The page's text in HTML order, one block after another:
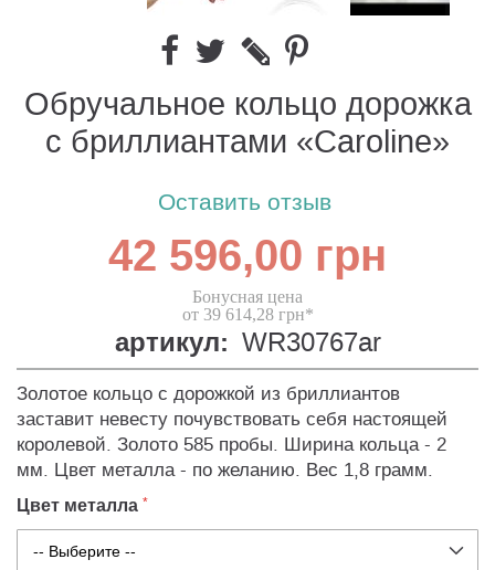
Обручальное кольцо дорожка
с бриллиантами «Caroline»
Оставить отзыв
42 596,00 грн
Бонусная цена
от 39 614,28 грн*
артикул: WR30767ar
Золотое кольцо с дорожкой из бриллиантов
заставит невесту почувствовать себя настоящей
королевой. Золото 585 пробы. Ширина кольца - 2
мм. Цвет металла - по желанию. Вес 1,8 грамм.
Цвет металла